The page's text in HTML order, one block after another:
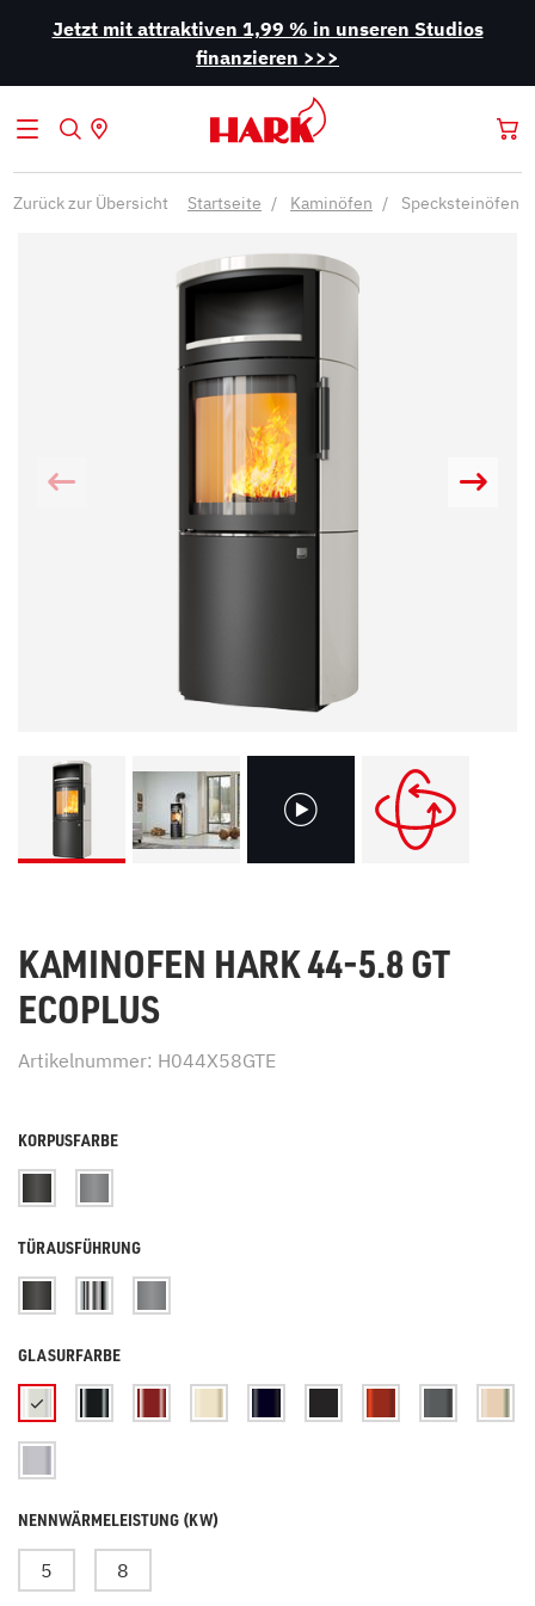
Jetzt mit attraktiven 1,99 % in unseren Studios
finanzieren >>>
Zurück zur Übersicht Startseite Kaminöfen Specksteinöfen
KAMINOFEN HARK 44-5.8 GT
ECOPLUS
Artikelnummer: H044X58GTE
KORPUSFARBE
TÜRAUSFÜHRUNG
GLASURFARBE
NENNWÄRMELEISTUNG (KW)
5 8